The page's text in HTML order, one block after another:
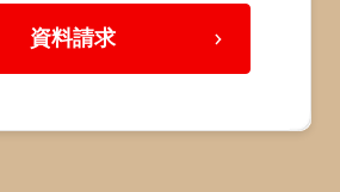
資料請求